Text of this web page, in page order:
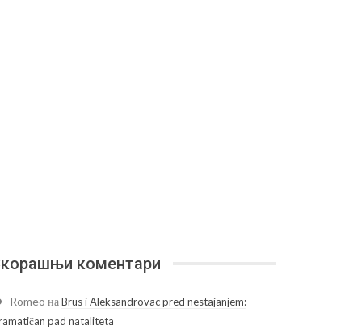
коментари
Romeo наBrus i Aleksandrovac pred nestajanjem:
pad nataliteta